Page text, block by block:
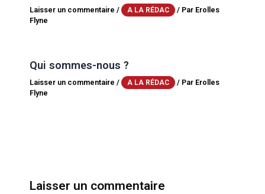
Laisser un commentaire / A LA RÉDAC / Par Erolles
Flyne
Qui sommes-nous ?
Laisser un commentaire / A LA RÉDAC / Par Erolles
Flyne
Laisser un commentaire